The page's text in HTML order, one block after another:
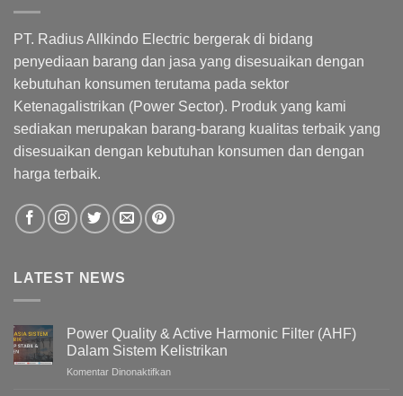
PT. Radius Allkindo Electric bergerak di bidang
penyediaan barang dan jasa yang disesuaikan dengan
kebutuhan konsumen terutama pada sektor
Ketenagalistrikan (Power Sector). Produk yang kami
sediakan merupakan barang-barang kualitas terbaik yang
disesuaikan dengan kebutuhan konsumen dan dengan
harga terbaik.
LATEST NEWS
Power Quality & Active Harmonic Filter (AHF)
Dalam Sistem Kelistrikan
Komentar Dinonaktifkanpada